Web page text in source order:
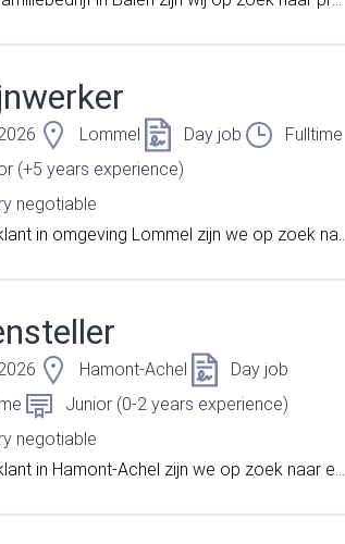
gezellige bedrijf zijn we dringend op zoek
die graag met zijn handen werkt en deel wi
van het productieproces? Dan zoeken wij jou
Lommel Day job
Fulltime
(+5 years experience)
negotiable
in omgeving Lommel zijn we op zoek naa
zeer flexibel naar taken en uren toe? Heb je
snel verder!
Hamont-Achel
Day job
Junior (0-2 years experience)
negotiable
in Hamont-Achel zijn we op zoek naar ee
sterk technisch inzicht. Ben jij technisch ond